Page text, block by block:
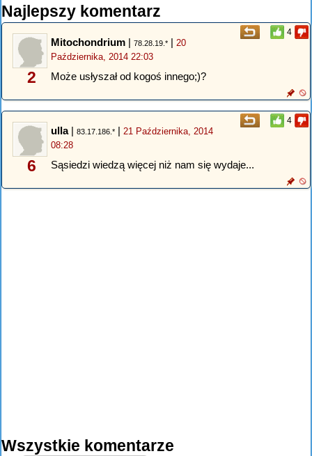
Najlepszy komentarz
4
2
Mitochondrium | 78.28.19.* | 20
Października, 2014 22:03
Może usłyszał od kogoś innego;)?
4
6
ulla| 83.17.186.* | 21 Października, 2014
08:28
Sąsiedzi wiedzą więcej niż nam się wydaje...
Wszystkie komentarze